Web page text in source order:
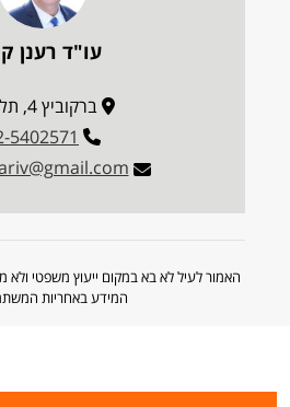
עו"ד רענן
ברקוביץ 4, תל אביב
5402571
האמור לעיל לא בא במקום ייעוץ משפטי
המידע באחריות